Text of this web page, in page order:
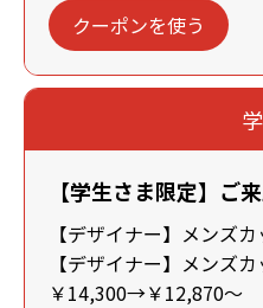
クーポンを使う
【学生さま限定】ご
【デザイナー】メンズ
【デザイナー】メンズ
￥14,300→￥12,870～